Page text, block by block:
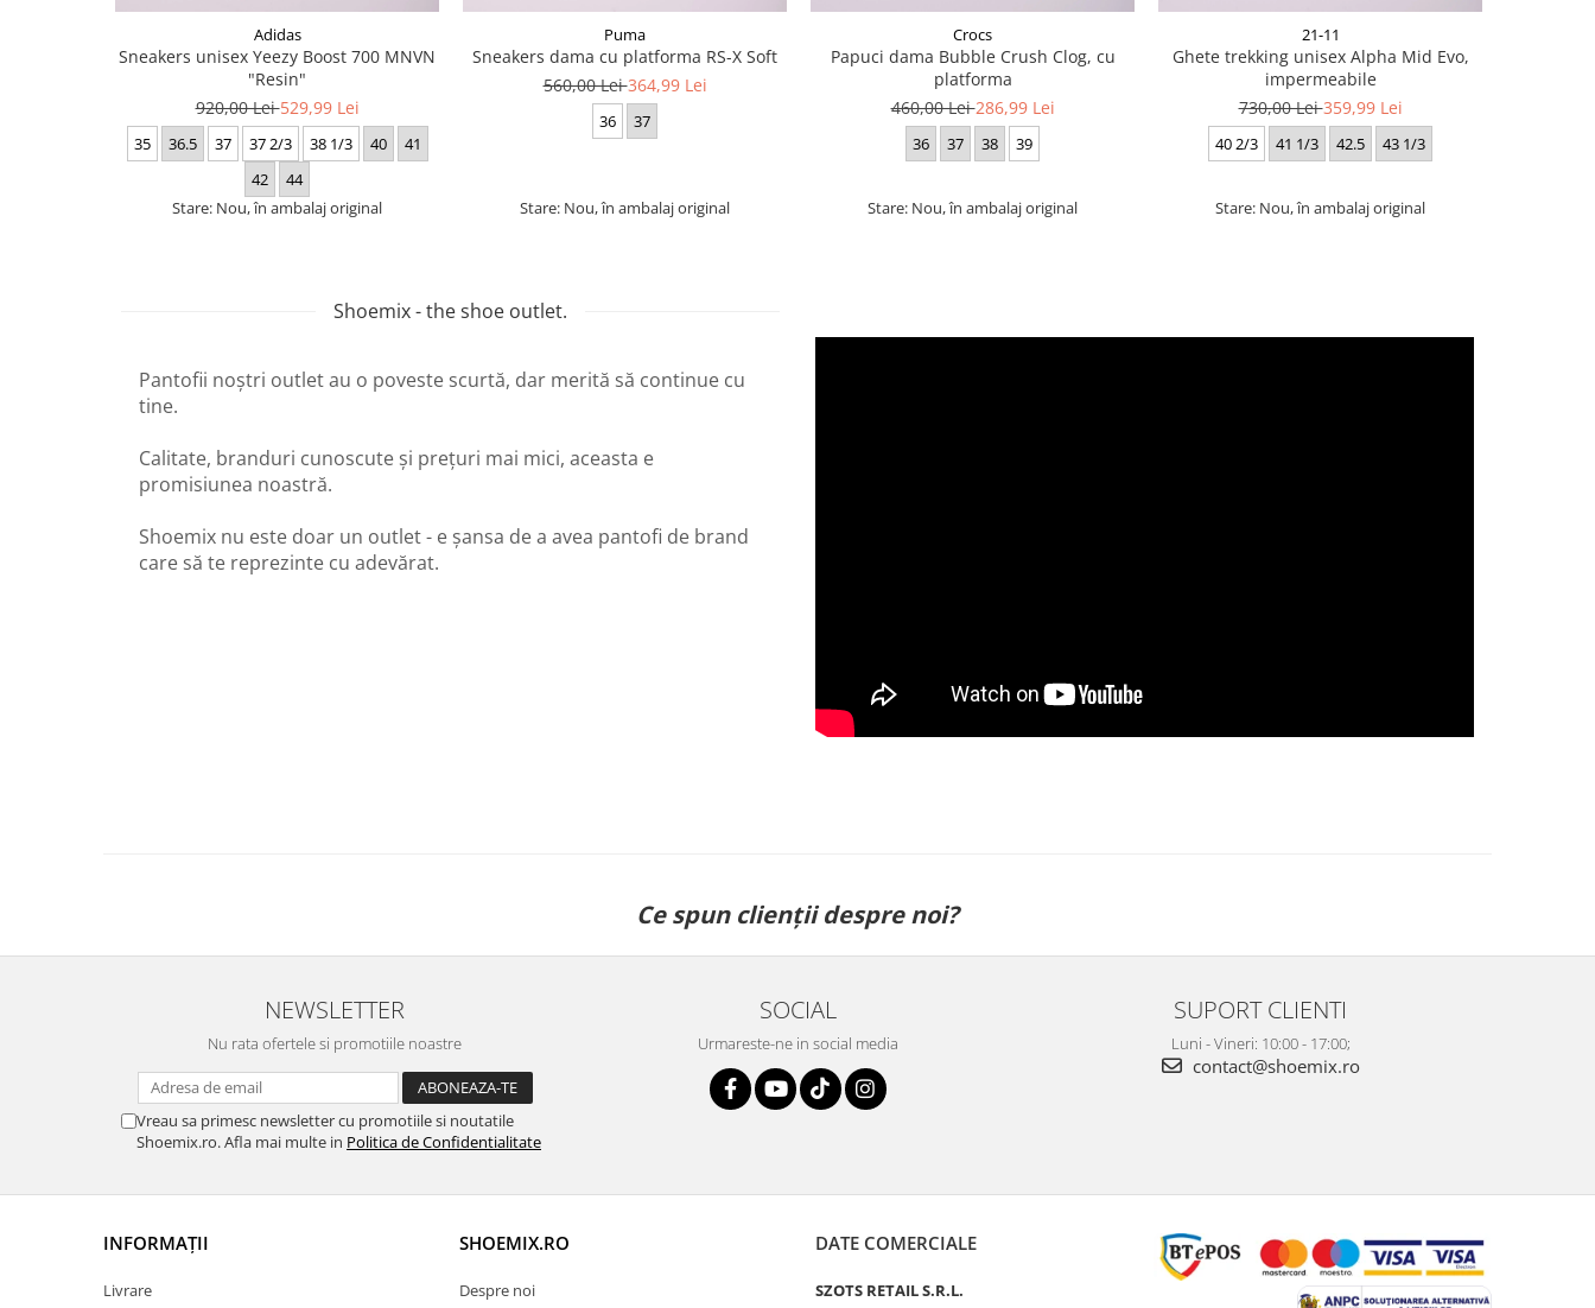
Adidas
Sneakers unisex Yeezy Boost 700 MNVN
"Resin"
920,00 Lei529,99 Lei
35 36.5 37 37 2/3 38 1/3 40
41
42
44
Stare: Nou, în ambalaj original
Puma
Sneakers dama cu platforma RS-X Soft
560,00 Lei364,99 Lei
36 37
Stare: Nou, în ambalaj original
Crocs
Papuci dama Bubble Crush Clog, cu
platforma
460,00 Lei286,99 Lei
36 37 38 39
Stare: Nou, în ambalaj original
21-11
Ghete trekking unisex Alpha Mid Evo,
impermeabile
730,00 Lei359,99 Lei
40 2/3 41 1/3 42.5 43 1/3
Stare: Nou, în ambalaj original
Shoemix - the shoe outlet.
Pantofii noștri outlet au o poveste scurtă, dar merită să continue cu
tine.
Calitate, branduri cunoscute și prețuri mai mici, aceasta e
promisiunea noastră.
Shoemix nu este doar un outlet - e șansa de a avea pantofi de brand
care să te reprezinte cu adevărat.
Ce spun clienții despre noi?
NEWSLETTER
Nu rata ofertele si promotiile noastre
Vreau sa primesc newsletter cu promotiile si noutatile
Shoemix.ro. Afla mai multe in Politica de Confidentialitate
SOCIAL
Urmareste-ne in social media
SUPORT CLIENTI
Luni - Vineri: 10:00 - 17:00;
contact@shoemix.ro
INFORMAȚII
Livrare
SHOEMIX.RO
Despre noi
DATE COMERCIALE
SZOTS RETAIL S.R.L.